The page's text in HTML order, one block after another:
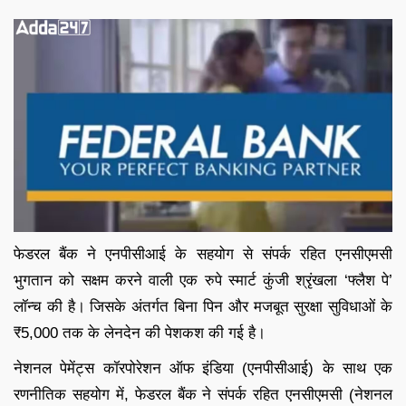
फेडरल बैंक ने एनपीसीआई के सहयोग से संपर्क रहित एनसीएमसी
भुगतान को सक्षम करने वाली एक रुपे स्मार्ट कुंजी श्रृंखला ‘फ्लैश पे’
लॉन्च की है। जिसके अंतर्गत बिना पिन और मजबूत सुरक्षा सुविधाओं के
₹5,000 तक के लेनदेन की पेशकश की गई है।
नेशनल पेमेंट्स कॉरपोरेशन ऑफ इंडिया (एनपीसीआई) के साथ एक
रणनीतिक सहयोग में, फेडरल बैंक ने संपर्क रहित एनसीएमसी (नेशनल